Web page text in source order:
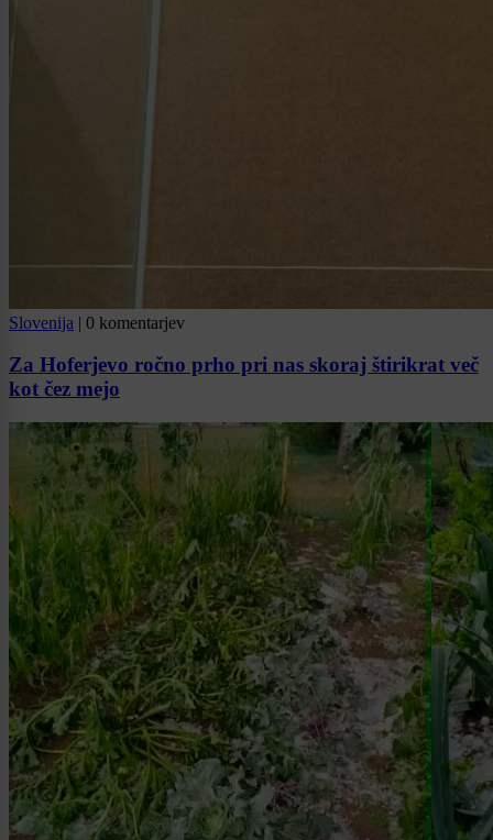
Slovenija | 0 komentarjev
Za Hoferjevo ročno prho pri nas skoraj štirikrat več
kot čez mejo